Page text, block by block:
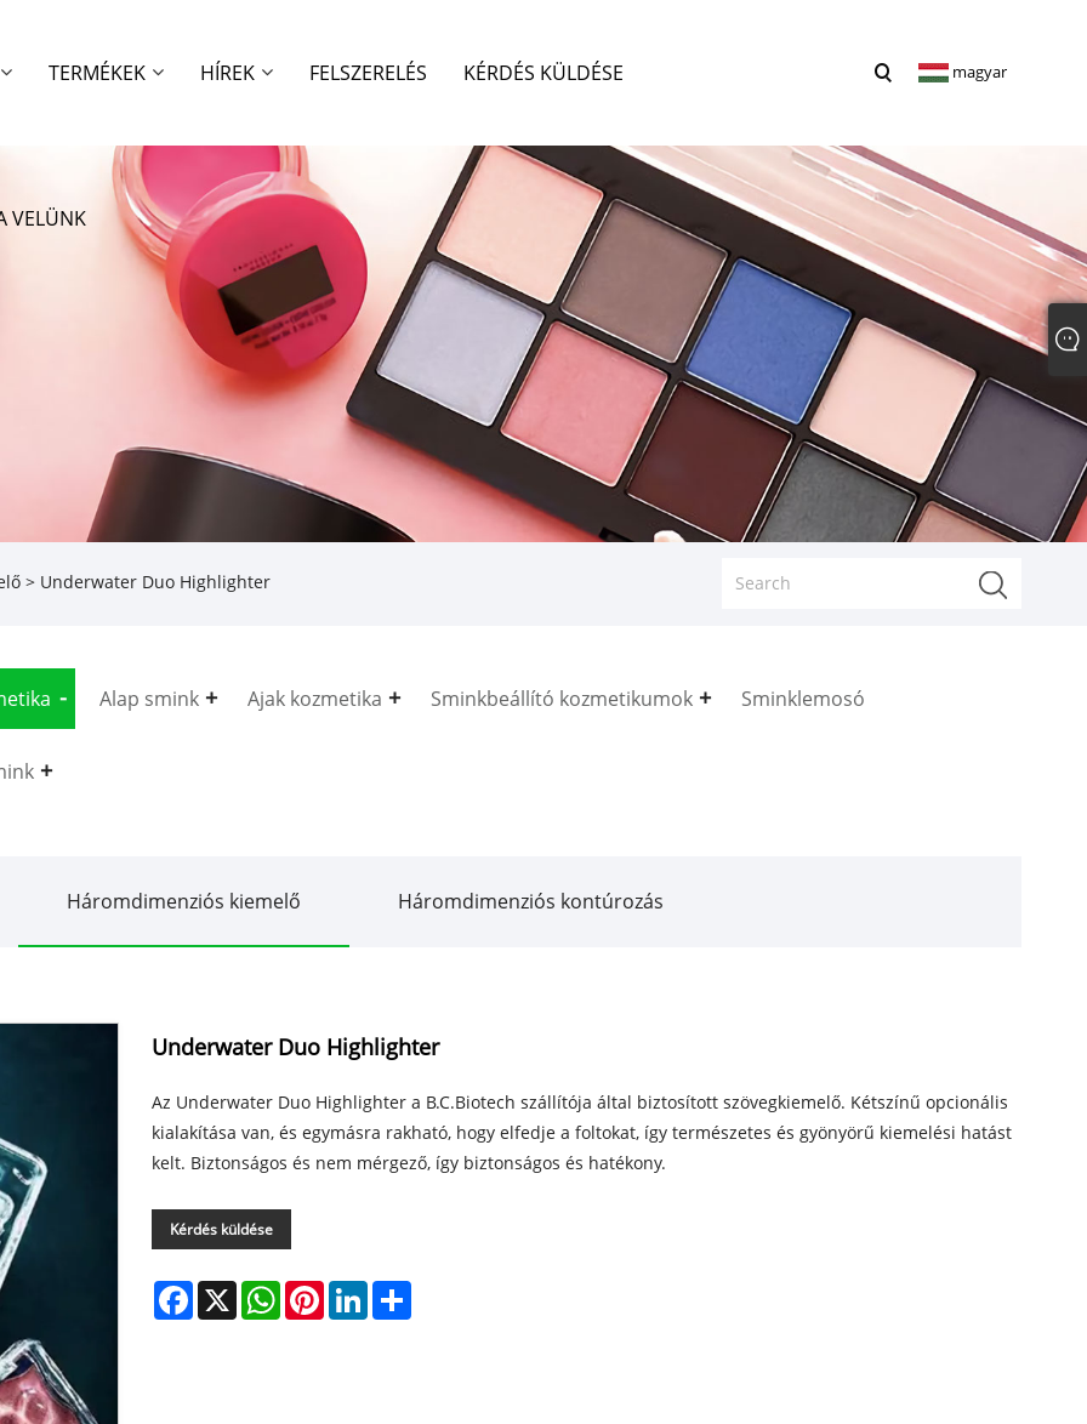
TERMÉKEK HÍREK FELSZERELÉS KÉRDÉS KÜLDÉSE
VELÜNK
magyar
> Underwater Duo Highlighter
Alap smink Ajak kozmetika Sminkbeállító kozmetikumok Sminklemosó
Háromdimenziós kiemelő Háromdimenziós kontúrozás
Underwater Duo Highlighter
Az Underwater Duo Highlighter a B.C.Biotech szállítója által biztosított szövegkiemelő. Kétszínű opcionális
kialakítása van, és egymásra rakható, hogy elfedje a foltokat, így természetes és gyönyörű kiemelési hatást
kelt. Biztonságos és nem mérgező, így biztonságos és hatékony.
Kérdés küldése
Facebook
X WhatsApp
PinterestLinkedIn